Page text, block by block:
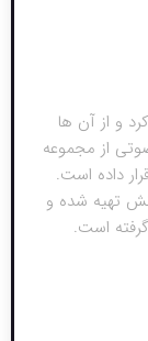
و از آن ها
از مجموعه
داده است.
تهیه شده و
است.